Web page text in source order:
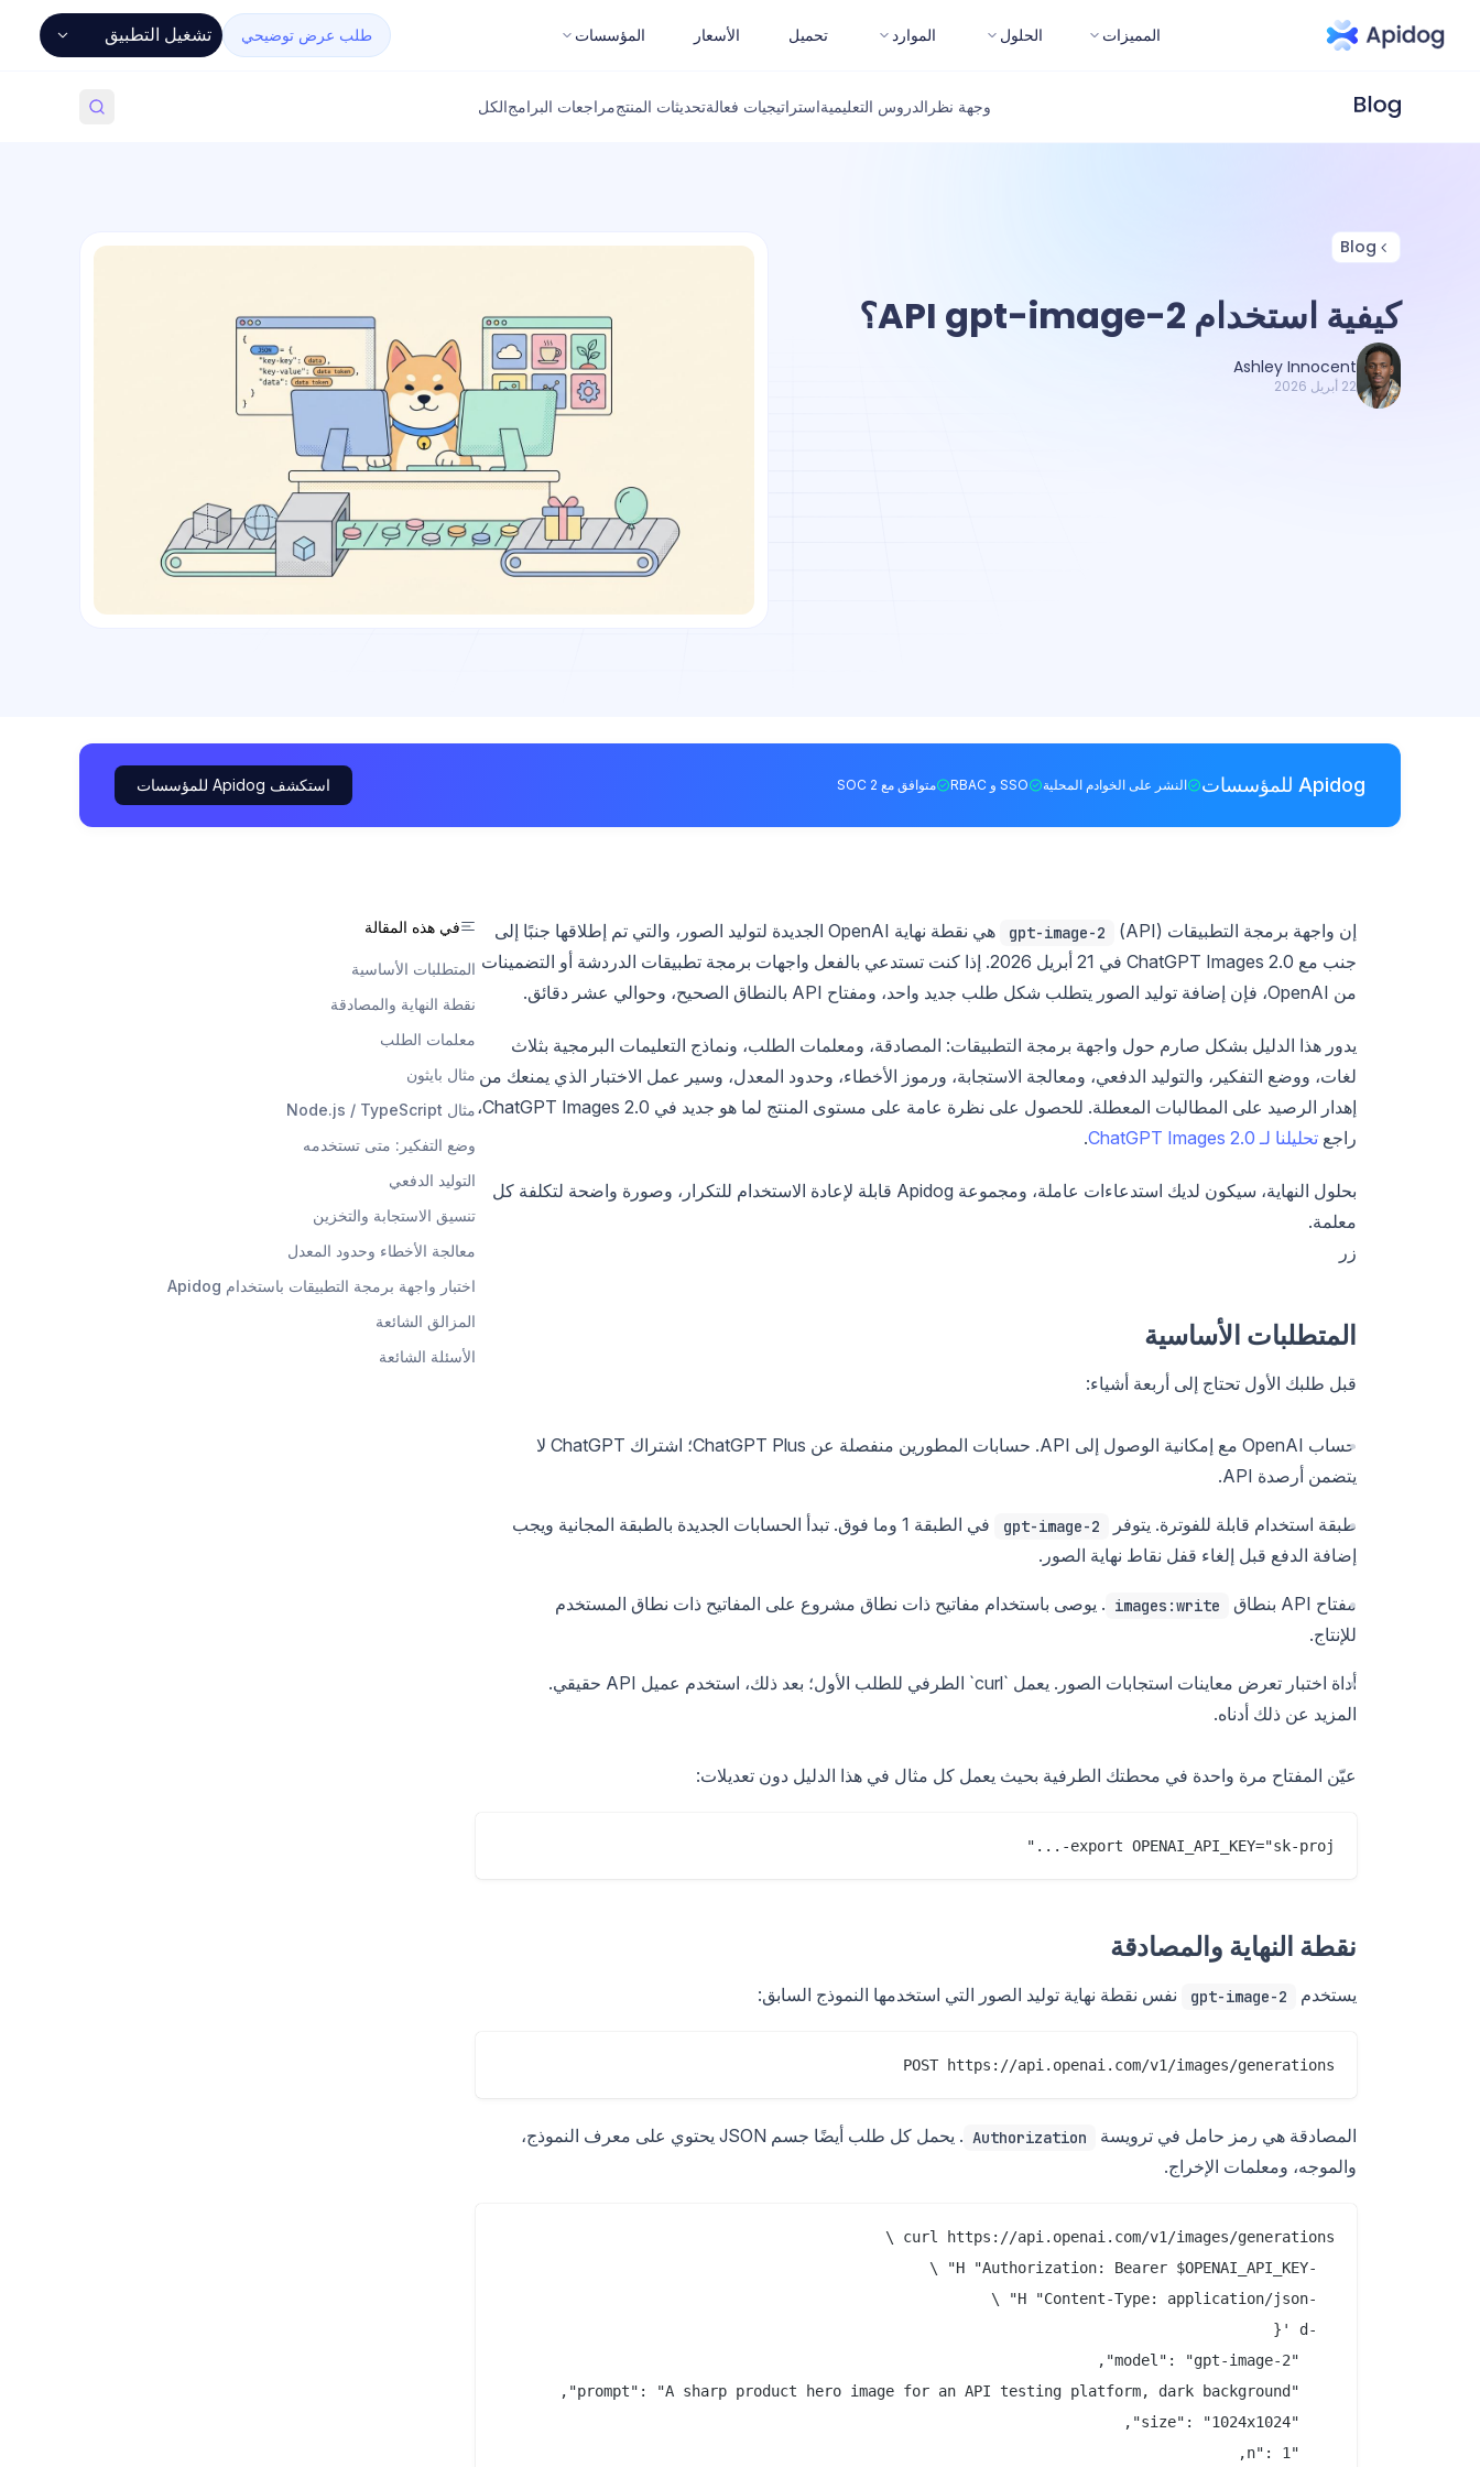
المميزات الحلول الموارد تحميل الأسعار المؤسسات طلب عرض توضيحي تشغيل التطبيق
وجهة نظر الدروس التعليميةاستراتيجيات فعالةتحديثات المنتجمراجعات البرامجالكل
Blog
كيفية استخدام API gpt-image-2؟
Ashley Innocent
22 أبريل 2026
Apidog للمؤسسات النشر على الخوادم المحلية SSO و RBAC متوافق مع SOC 2 استكشف Apidog للمؤسسات
إن واجهة برمجة التطبيقات (API) gpt-image-2
هي نقطة نهاية OpenAI الجديدة لتوليد الصور، والتي تم إطلاقها جنبًا إلى
جنب مع ChatGPT Images 2.0 في 21 أبريل 2026. إذا كنت تستدعي بالفعل واجهات برمجة تطبيقات الدردشة أو التضمينات
من OpenAI، فإن إضافة توليد الصور يتطلب شكل طلب جديد واحد، ومفتاح API بالنطاق الصحيح، وحوالي عشر دقائق.
يدور هذا الدليل بشكل صارم حول واجهة برمجة التطبيقات: المصادقة، ومعلمات الطلب، ونماذج التعليمات البرمجية بثلاث
لغات، ووضع التفكير، والتوليد الدفعي، ومعالجة الاستجابة، ورموز الأخطاء، وحدود المعدل، وسير عمل الاختبار الذي يمنعك من
إهدار الرصيد على المطالبات المعطلة. للحصول على نظرة عامة على مستوى المنتج لما هو جديد في ChatGPT Images 2.0،
راجع تحليلنا لـ ChatGPT Images 2.0 .
بحلول النهاية، سيكون لديك استدعاءات عاملة، ومجموعة Apidog قابلة لإعادة الاستخدام للتكرار، وصورة واضحة لتكلفة كل
معلمة.
زر
المتطلبات الأساسية
قبل طلبك الأول تحتاج إلى أربعة أشياء:
حساب OpenAI مع إمكانية الوصول إلى API. حسابات المطورين منفصلة عن ChatGPT Plus؛ اشتراك ChatGPT لا
يتضمن أرصدة API.
طبقة استخدام قابلة للفوترة. يتوفر gpt-image-2
في الطبقة 1 وما فوق. تبدأ الحسابات الجديدة بالطبقة المجانية ويجب
إضافة الدفع قبل إلغاء قفل نقاط نهاية الصور.
مفتاح API بنطاق images:write . يوصى باستخدام مفاتيح ذات نطاق مشروع على المفاتيح ذات نطاق المستخدم
للإنتاج.
أداة اختبار تعرض معاينات استجابات الصور. يعمل `curl` الطرفي للطلب الأول؛ بعد ذلك، استخدم عميل API حقيقي.
المزيد عن ذلك أدناه.
عيّن المفتاح مرة واحدة في محطتك الطرفية بحيث يعمل كل مثال في هذا الدليل دون تعديلات:
export OPENAI_API_KEY="sk-proj-..."
نقطة النهاية والمصادقة
يستخدم gpt-image-2 نفس نقطة نهاية توليد الصور التي استخدمها النموذج السابق:
POST https://api.openai.com/v1/images/generations
المصادقة هي رمز حامل في ترويسة Authorization
. يحمل كل طلب أيضًا جسم JSON يحتوي على معرف النموذج،
والموجه، ومعلمات الإخراج.
في هذه المقالة
المتطلبات الأساسية
نقطة النهاية والمصادقة
معلمات الطلب
مثال بايثون
مثال Node.js / TypeScript
وضع التفكير: متى تستخدمه
التوليد الدفعي
تنسيق الاستجابة والتخزين
معالجة الأخطاء وحدود المعدل
اختبار واجهة برمجة التطبيقات باستخدام Apidog
المزالق الشائعة
الأسئلة الشائعة